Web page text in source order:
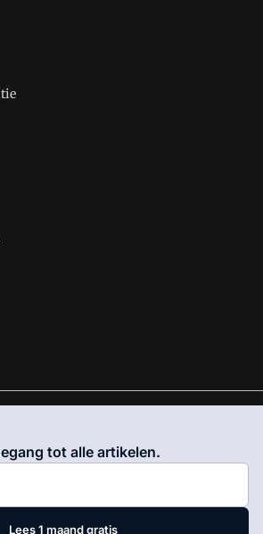
staat. Op gebruik van deze site zijn de
toepassing:Algemene Voorwaarden
tot alle artikelen.
Lees 1 maand gratis